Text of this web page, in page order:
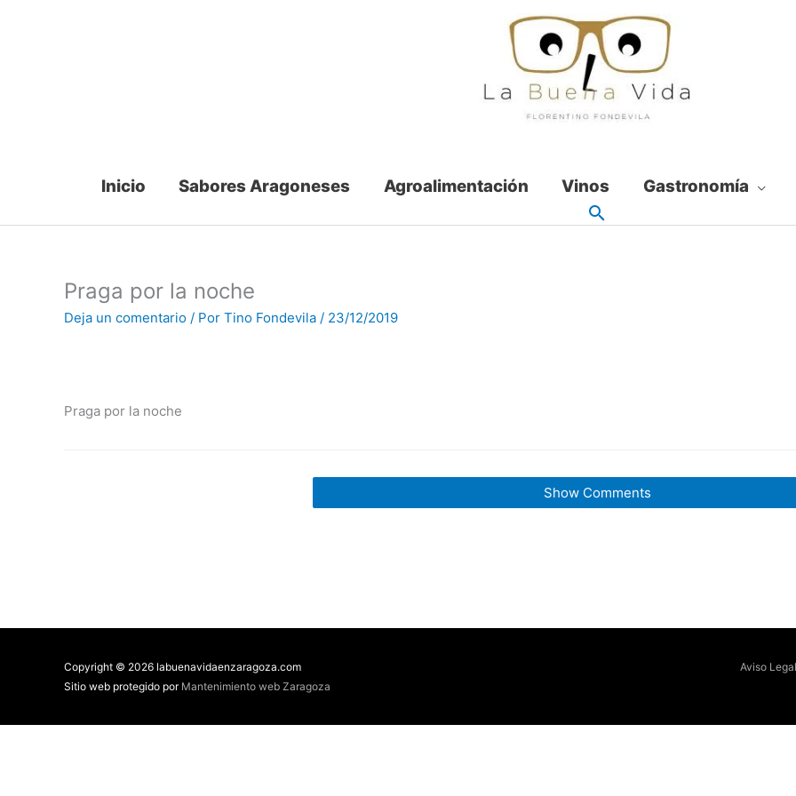
Inicio Sabores Aragoneses Agroalimentación Vinos Gastronomía
Praga por la noche
Deja un comentario / Por Tino Fondevila / 23/12/2019
Praga por la noche
Show Comments
Copyright © 2026 labuenavidaenzaragoza.com
Sitio web protegido por Mantenimiento web Zaragoza
Aviso Legal